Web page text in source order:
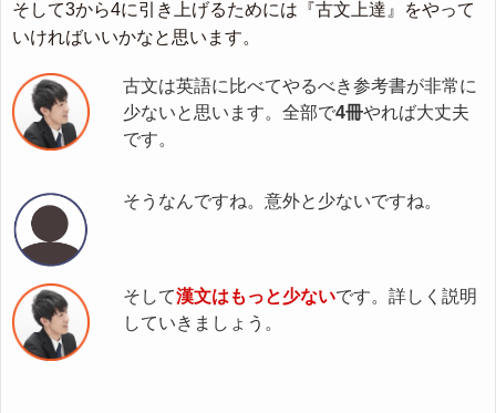
そして3から4に引き上げるためには『古文上達』をやって
いければいいかなと思います。
古文は英語に比べてやるべき参考書が非常に
少ないと思います。全部で4冊やれば大丈夫
です。
そうなんですね。意外と少ないですね。
そして漢文はもっと少ないです。詳しく説明
していきましょう。